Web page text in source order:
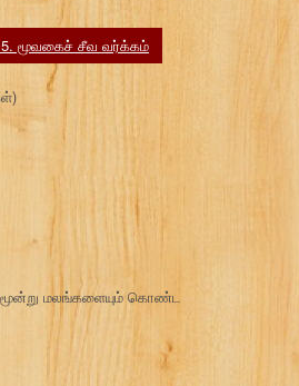
மூவகைச் சீவ வர்க்கம்
மலங்களையும் கொண்ட